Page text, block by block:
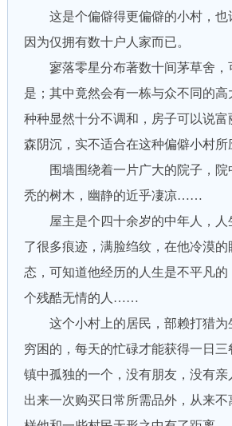
这是个偏僻得更偏僻的小村，也
因为仅拥有数十户人家而已。
寥落零星分布著数十间茅草舍，
是；其中竟然会有一栋与众不同的
种种显然十分不调和，房子可以说富
森阴沉，实不适合在这种偏僻小村所
围墙围绕着一片广大的院子，院
秃的树木，幽静的近乎凄凉……
屋主是个四十余岁的中年人，人
了很多痕迹，满脸绉纹，在他冷漠
态，可知道他经历的人生是不平凡
个残酷无情的人……
这个小村上的居民，部赖打猎为
穷困的，每天的忙碌才能获得一日
镇中孤独的一个，没有朋友，没有亲
出来一次购买日常所需品外，从来